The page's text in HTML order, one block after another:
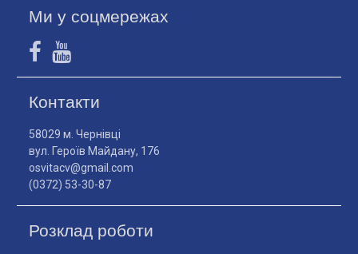
Ми у соцмережах
Контакти
58029 м. Чернівці
вул. Героїв Майдану, 176
osvitacv@gmail.com
(0372) 53-30-87
Розклад роботи